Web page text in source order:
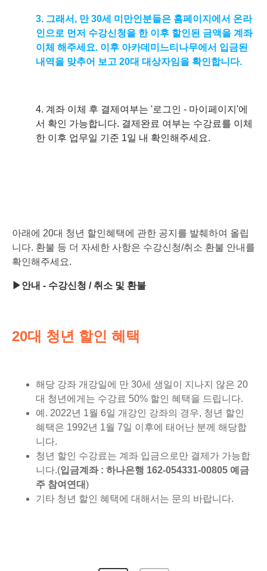
3. 그래서, 만 30세 미만인분들은 홈페이지에서 온라
인으로 먼저 수강신청을 한 이후 할인된 금액을 계좌
이체 해주세요. 이후 아카데미느티나무에서 입금된
내역을 맞추어 보고 20대 대상자임을 확인합니다.
4. 계좌 이체 후 결제여부는 '로그인 - 마이페이지'에
서 확인 가능합니다. 결제완료 여부는 수강료를 이체
한 이후 업무일 기준 1일 내 확인해주세요.
아래에 20대 청년 할인혜택에 관한 공지를 발췌하여 올립
니다. 환불 등 더 자세한 사항은 수강신청/취소 환불 안내를
확인해주세요.
▶안내 - 수강신청 / 취소 및 환불
20대 청년 할인 혜택
해당 강좌 개강일에 만 30세 생일이 지나지 않은 20
대 청년에게는 수강료 50% 할인 혜택을 드립니다.
예. 2022년 1월 6일 개강인 강좌의 경우, 청년 할인
혜택은 1992년 1월 7일 이후에 태어난 분께 해당합
니다.
청년 할인 수강료는 계좌 입금으로만 결제가 가능합
니다.(입금계좌 : 하나은행 162-054331-00805 예금
주 참여연대)
기타 청년 할인 혜택에 대해서는 문의 바랍니다.